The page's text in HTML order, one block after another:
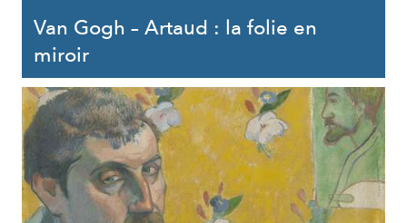
Van Gogh – Artaud : la folie en
miroir